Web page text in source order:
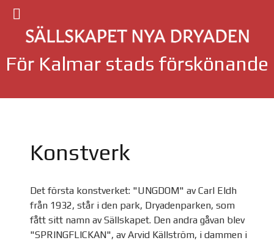
För Kalmar stads förskönande
Konstverk
Det första konstverket: "UNGDOM" av Carl Eldh
från 1932, står i den park, Dryadenparken, som
fått sitt namn av Sällskapet. Den andra gåvan blev
"SPRINGFLICKAN", av Arvid Källström, i dammen i